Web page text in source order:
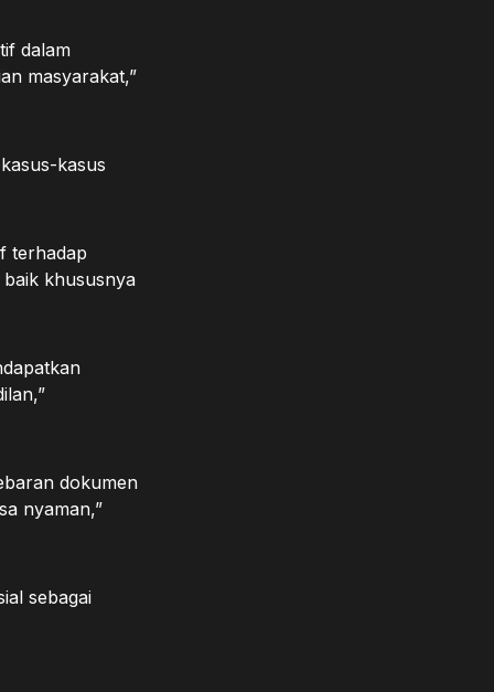
dalam
masyarakat,”
kasus
terhadap
khususnya
dokumen
nyaman,”
sebagai